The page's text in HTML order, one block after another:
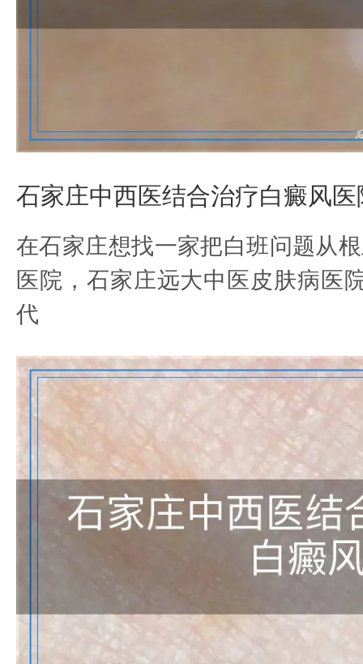
石家庄中西医结合治疗白癜风
在石家庄想找一家把白班问题从
医院，石家庄远大中医皮肤病医
代